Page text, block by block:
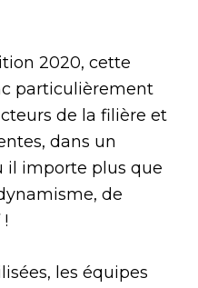
2020, cette
particulièrement
de la filière et
dans un
il importe plus que
de
les équipes